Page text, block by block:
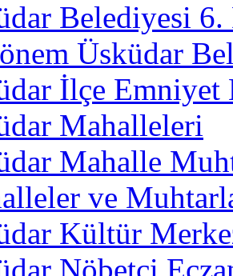
Belediyesi 6.
Üsküdar
İlçe
Mahalleleri
Mahalle
ve
Kültür